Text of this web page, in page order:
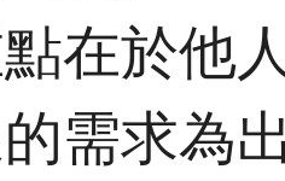
在於他
需求為